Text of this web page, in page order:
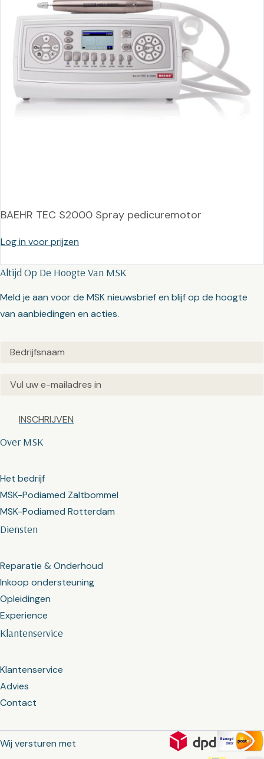
BAEHR TEC S2000 Spray pedicuremotor
Log in voor prijzen
Klantenservice
Klantenservice
Advies
Contact
Diensten
Reparatie & Onderhoud
Inkoop ondersteuning
Opleidingen
Experience
Over MSK
Het bedrijf
MSK-Podiamed Zaltbommel
MSK-Podiamed Rotterdam
Altijd Op De Hoogte Van MSK
Meld je aan voor de MSK nieuwsbrief en blijf op de hoogte
van aanbiedingen en acties.
Untitled(Vereist)
Email(Vereist)
Captcha
Wij versturen met